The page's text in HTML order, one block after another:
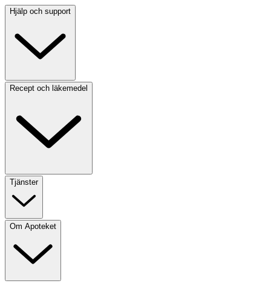
Hjälp och support
Recept och läkemedel
Tjänster
Om Apoteket